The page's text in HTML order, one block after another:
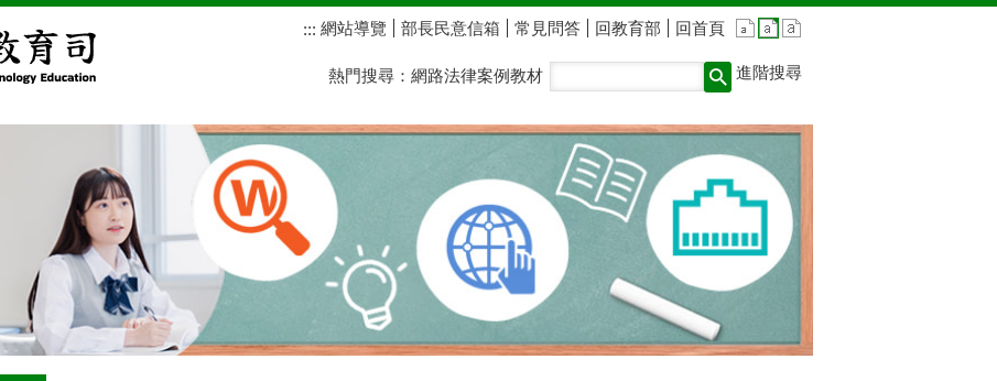
::: 網站導覽 部長民意信箱 常見問答 回教育部 回首頁
進階搜尋
熱門搜尋： 網路法律案例教材